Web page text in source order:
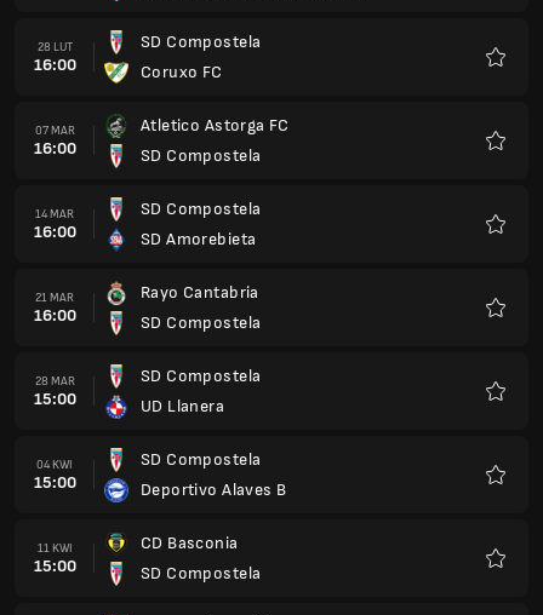
28 LUT
16:00
SD Compostela
Coruxo FC
07 MAR
16:00
Atletico Astorga FC
SD Compostela
14 MAR
16:00
SD Compostela
SD Amorebieta
21 MAR
16:00
Rayo Cantabria
SD Compostela
28 MAR
15:00
SD Compostela
UD Llanera
04 KWI
15:00
SD Compostela
Deportivo Alaves B
11 KWI
15:00
CD Basconia
SD Compostela